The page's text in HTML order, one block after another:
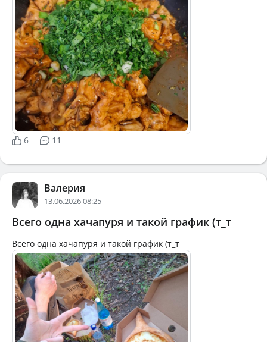
6 11
Валерия
13.06.2026 08:25
Всего одна хачапуря и такой график (т_т
Всего одна хачапуря и такой график (т_т